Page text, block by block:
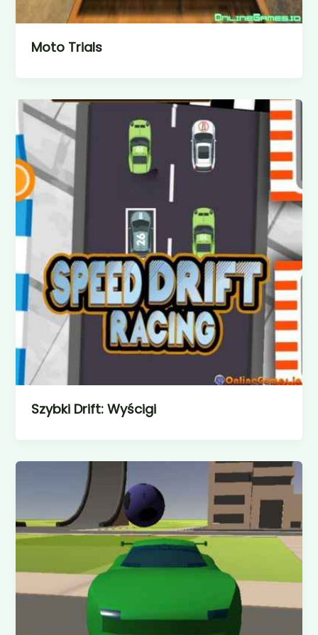
Moto Trials
Szybki Drift: Wyścigi